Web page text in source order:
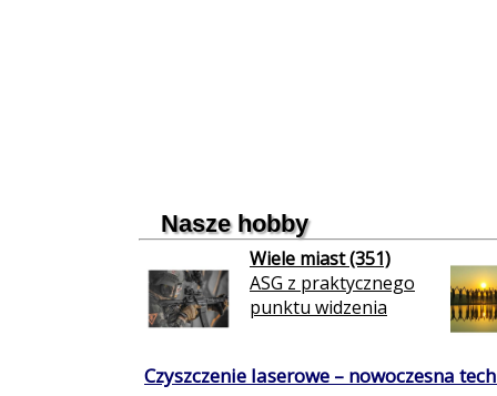
Nasze hobby
Wiele miast (351)
ASG z praktycznego
punktu widzenia
Czyszczenie laserowe – nowoczesna